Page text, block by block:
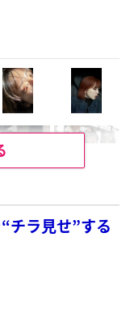
チラ見せ”する